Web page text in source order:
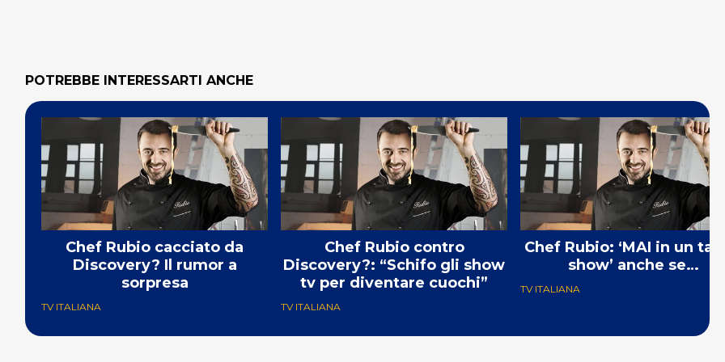
POTREBBE INTERESSARTI ANCHE
Chef Rubio cacciato da
Discovery? Il rumor a
sorpresa
TV ITALIANA
Chef Rubio contro
Discovery?: “Schifo gli show
tv per diventare cuochi”
TV ITALIANA
Chef Rubio: ‘MAI in un
show’ anche se…
TV ITALIANA